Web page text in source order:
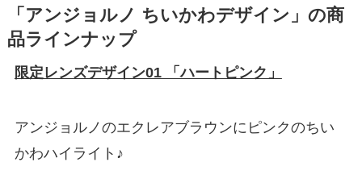
「アンジョルノ ちいかわデザイン」の商
品ラインナップ
限定レンズデザイン01 「ハートピンク」
アンジョルノのエクレアブラウンにピンクのちい
かわハイライト♪